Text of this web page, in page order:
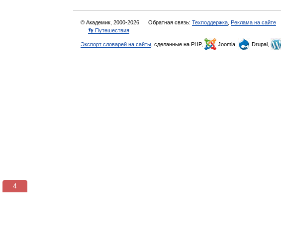
© Академик, 2000-2026 Обратная связь: Техподдержка Реклама на сайте
👣 Путешествия
Экспорт словарей на сайты , сделанные на PHP, Joomla, Drupal,
3